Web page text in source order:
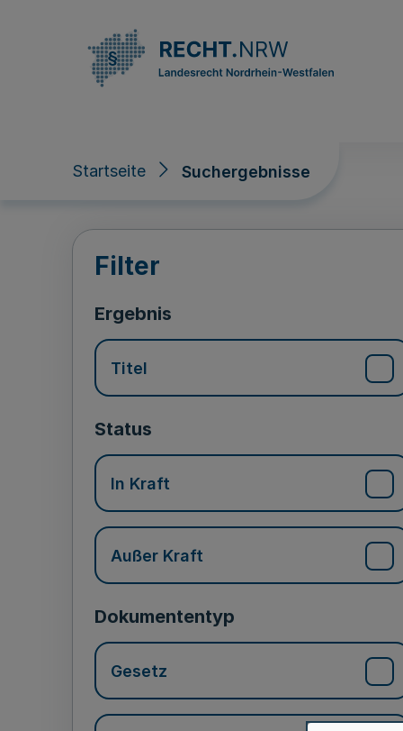
Startseite Suchergebnisse
Suchergebnisse
Filter
Ergebnis
Titel
Status
In Kraft
Außer Kraft
Dokumententyp
Gesetz